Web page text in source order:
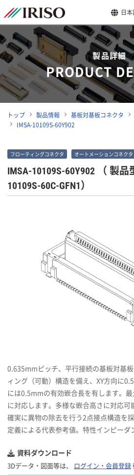
日
製品詳細
PRODUCT
トップ 製品情報 基板対基板コネクタ
IMSA-10109S-60Y902
フローティングコネクタ オートメーションコネクタ
IMSA-10109S-60Y902 （ 製品
10109S-60C-GFN1）
0.635mmピッチ、平行接続の基板対基
ィング（可動）構造を備え、XY方向に
には0.5mmの有効嵌合長を有します。
に対応します。多様な嵌合高さに対応可
確実に異物の除去を行う2点接点構造
定義による代表参考値。特性インピー
資料ダウンロード
3Dデータ・図面等は、 ログイン・会員登録